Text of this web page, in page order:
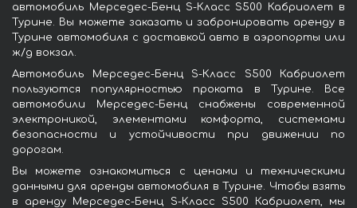
автомобиль Мерседес-Бенц S-Класс S500 Кабриолет в
Турине. Вы можете заказать и забронировать аренду в
Турине автомобиля с доставкой авто в аэропорты или
ж/д вокзал.
Автомобиль Мерседес-Бенц S-Класс S500 Кабриолет
пользуются популярностью проката в Турине. Все
автомобили Мерседес-Бенц снабжены современной
электроникой, элементами комфорта, системами
безопасности и устойчивости при движении по
дорогам.
Вы можете ознакомиться с ценами и техническими
данными для аренды автомобиля в Турине. Чтобы взять
в аренду Мерседес-Бенц S-Класс S500 Кабриолет, мы